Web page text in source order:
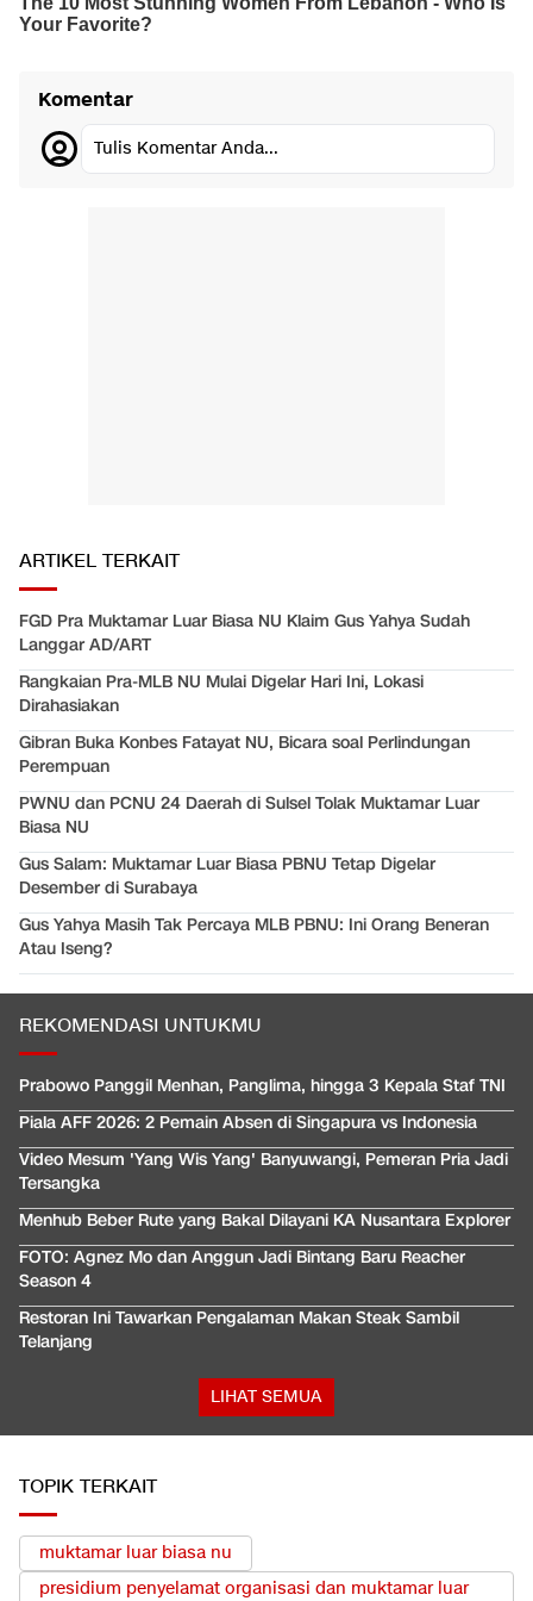
Komentar
Tulis Komentar Anda...
ARTIKEL TERKAIT
FGD Pra Muktamar Luar Biasa NU Klaim Gus Yahya Sudah
Langgar AD/ART
Rangkaian Pra-MLB NU Mulai Digelar Hari Ini, Lokasi
Dirahasiakan
Gibran Buka Konbes Fatayat NU, Bicara soal Perlindungan
Perempuan
PWNU dan PCNU 24 Daerah di Sulsel Tolak Muktamar Luar
Biasa NU
Gus Salam: Muktamar Luar Biasa PBNU Tetap Digelar
Desember di Surabaya
Gus Yahya Masih Tak Percaya MLB PBNU: Ini Orang Beneran
Atau Iseng?
REKOMENDASI UNTUKMU
Prabowo Panggil Menhan, Panglima, hingga 3 Kepala Staf TNI
Piala AFF 2026: 2 Pemain Absen di Singapura vs Indonesia
Video Mesum 'Yang Wis Yang' Banyuwangi, Pemeran Pria Jadi
Tersangka
Menhub Beber Rute yang Bakal Dilayani KA Nusantara Explorer
FOTO: Agnez Mo dan Anggun Jadi Bintang Baru Reacher
Season 4
Restoran Ini Tawarkan Pengalaman Makan Steak Sambil
Telanjang
LIHAT SEMUA
TOPIK TERKAIT
muktamar luar biasa nu
presidium penyelamat organisasi dan muktamar luar